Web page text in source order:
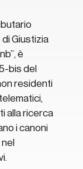
Giustizia
è
bis del
residenti
alla ricerca
i canoni